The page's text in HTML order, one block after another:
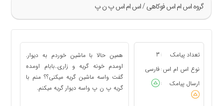
گروه اس ام اس فوکاهی / اس ام اس پ ن پ
تعداد پیامک :
3
نوع اس ام اس : فارسی
ارسال پیامک
:
همین حالا با ماشین خوردم به دیوار.
اومدم خونه گریه و زاری..بابام اومده
گفت واسه ماشین گریه میکنی؟؟ منم با
گریه پ ن پ واسه دیوار گریه میکنم.